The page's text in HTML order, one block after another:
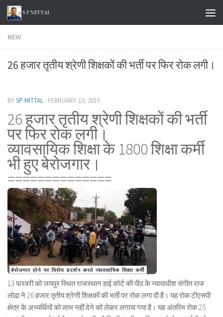
Skip to content
NEW
26 हजार तृतीय श्रेणी शिक्षकों की भर्ती पर फिर रोक लगी।
BYSP MITTAL · FEBRUARY 13, 2019
26 हजार तृतीय श्रेणी शिक्षकों की भर्ती
पर फिर रोक लगी।
व्यावसायिक शिक्षा के 1800 शिक्षा कर्मी
भी हुए बेरोजगार।
==============
13 फरवरी को जयपुर स्थित राजस्थान हाई कोर्ट की पीठ के न्यायाधीश संगीत राज
लोढा ने 26 हजार तृतीय श्रेणी शिक्षकों की भर्ती पर रोक लगा दी है। यह रोक टीएसपी
क्षेत्र के अभ्यर्थियों को लाभ नहीं देने को लेकर लगाया गया है। यह अंतरिम रोक 25